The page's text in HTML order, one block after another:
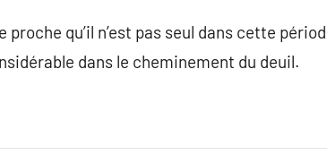
proche qu’il n’est pas seul dans cette
dans le cheminement du deuil.